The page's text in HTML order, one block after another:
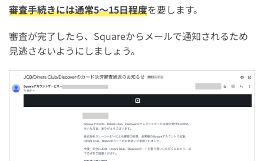
審査手続きには通常5～15日程度を要します。
審査が完了したら、Squareからメールで通知されるため
見逃さないようにしましょう。